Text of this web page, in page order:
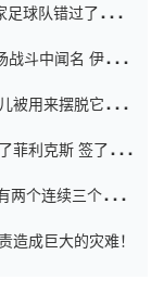
球队错过了世界
斗中闻名 伊万放
被用来摆脱它
菲利克斯 签了7年
个连续三个连续
成巨大的灾难！